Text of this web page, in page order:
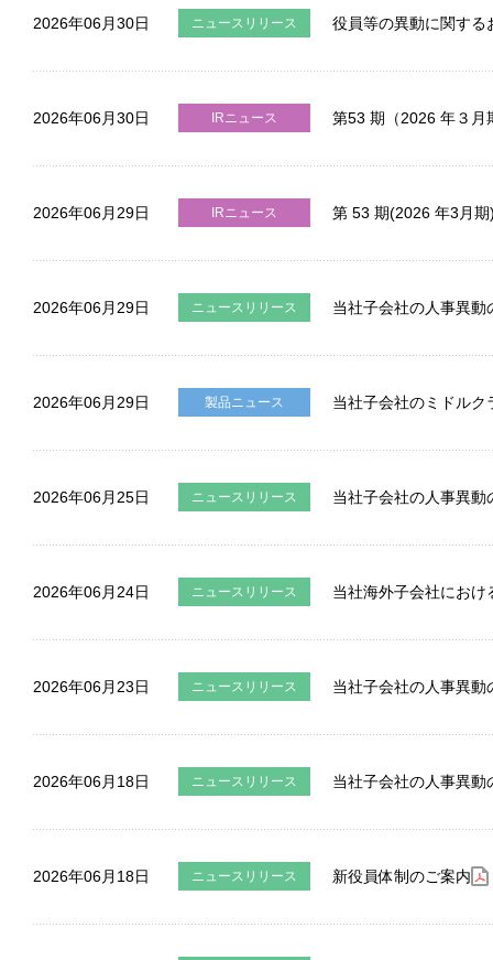
2026年06月30日 ニュースリリース 役員等の異動に関す
2026年06月30日 IRニュース 第53 期（2026 年３月
2026年06月29日 IRニュース 第 53 期(2026 年3月
2026年06月29日 ニュースリリース 当社子会社の人事異
2026年06月29日 製品ニュース 当社子会社のミドル
2026年06月25日 ニュースリリース 当社子会社の人事異
2026年06月24日 ニュースリリース 当社海外子会社にお
2026年06月23日 ニュースリリース 当社子会社の人事異
2026年06月18日 ニュースリリース 当社子会社の人事異
2026年06月18日 ニュースリリース 新役員体制のご案内